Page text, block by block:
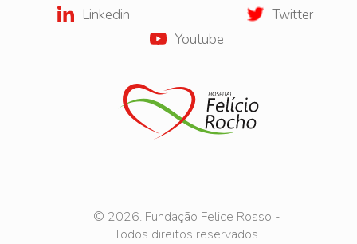
Linkedin
Twitter
Youtube
© 2026. Fundação Felice Rosso -
Todos direitos reservados.